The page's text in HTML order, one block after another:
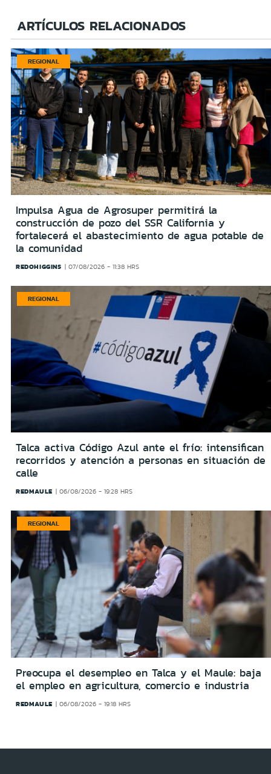
ARTÍCULOS RELACIONADOS
REGIONAL
Impulsa Agua de Agrosuper permitirá la
construcción de pozo del SSR California y
fortalecerá el abastecimiento de agua potable de
la comunidad
REDOHIGGINS 07/08/2026 - 11:38 HRS
REGIONAL
Talca activa Código Azul ante el frío: intensifican
recorridos y atención a personas en situación de
calle
REDMAULE 06/08/2026 - 19:28 HRS
REGIONAL
Preocupa el desempleo en Talca y el Maule: baja
el empleo en agricultura, comercio e industria
REDMAULE 06/08/2026 - 19:18 HRS